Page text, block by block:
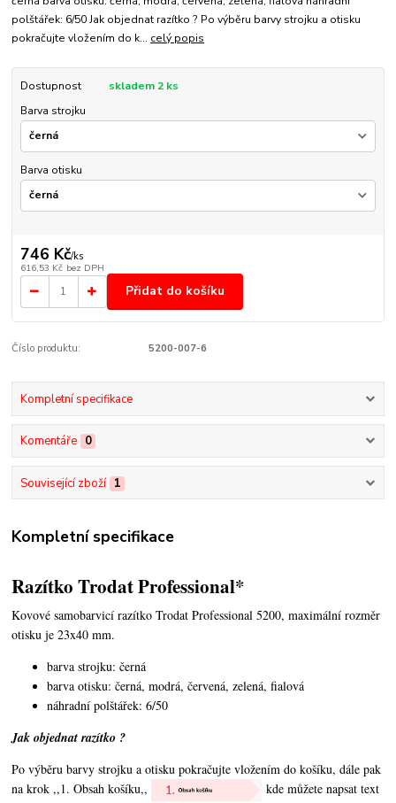
polštářek: 6/50 Jak objednat razítko ? Po výběru barvy strojku a otisku
pokračujte vložením do k... celý popis
Dostupnost
skladem 2 ks
Barva strojku
Barva otisku
746 Kč/ks
616,53 Kč bez DPH
Přidat do košíku
Číslo produktu: 5200-007-6
Kompletní specifikace
Komentáře 0
Související zboží 1
Kompletní specifikace
Razítko Trodat Professional*
Kovové samobarvicí razítko Trodat Professional 5200,maximální rozměr
otisku je 23x40 mm.
barva strojku: černá
barva otisku: černá, modrá, červená, zelená, fialová
náhradní polštářek: 6/50
Jak objednat razítko ?
Po výběru barvy strojku a otisku pokračujte vložením do košíku, dále pak
na krok ,,1. Obsah košíku,,
kde můžete napsat text